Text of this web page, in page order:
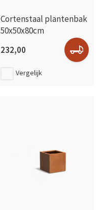
Cortenstaal plantenbak
50x50x80cm
232,00
Vergelijk